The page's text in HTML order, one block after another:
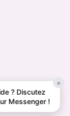
×
? Discutez
Messenger !